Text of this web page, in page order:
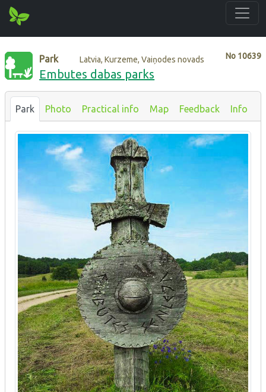
No 10639
Park Latvia, Kurzeme, Vaiņodes novads
Embutes dabas parks
Park Photo Practical info Map Feedback Info